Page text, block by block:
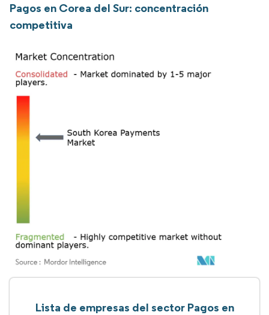
Pagos en Corea del Sur: concentración
competitiva
Lista de empresas del sector Pagos en